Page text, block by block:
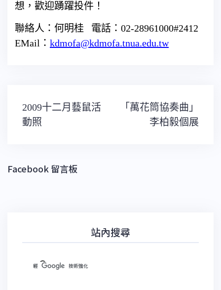
想，歡迎踴躍投件！
聯絡人：何明桂 電話：02-28961000#2412
EMail： kdmofa@kdmofa.tnua.edu.tw
文
章
導
2009十二月藝鼠活
動照
「萬花筒協奏曲」
李柏毅個展
Facebook 留言板
站內搜尋